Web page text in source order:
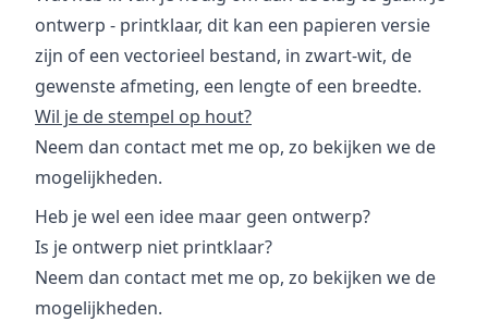
ontwerp - printklaar, dit kan een papieren versie
zijn of een vectorieel bestand, in zwart-wit, de
gewenste afmeting, een lengte of een breedte.
Wil je de stempel op hout?
Neem dan contact met me op, zo bekijken we de
mogelijkheden.
Heb je wel een idee maar geen ontwerp?
Is je ontwerp niet printklaar?
Neem dan contact met me op, zo bekijken we de
mogelijkheden.